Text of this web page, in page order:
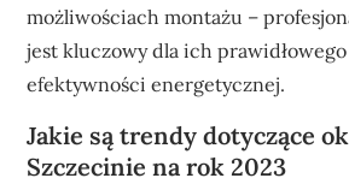
możliwościach montażu –
jest kluczowy dla ich
efektywności energetycznej.
Jakie są trendy dotyczące
Szczecinie na rok 2023